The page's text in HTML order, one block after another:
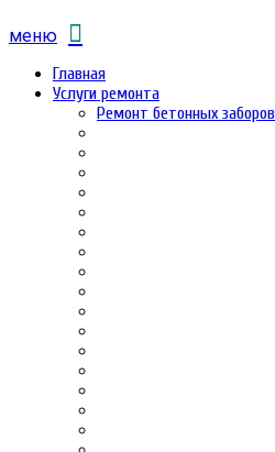
меню
Главная
Услуги ремонта
Ремонт бетонных заборов